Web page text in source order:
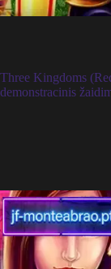
Three Kingdoms
demonstracinis